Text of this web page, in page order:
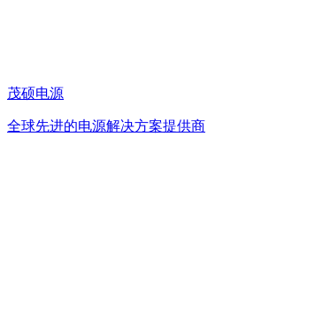
茂硕电源
全球先进的电源解决方案提供商